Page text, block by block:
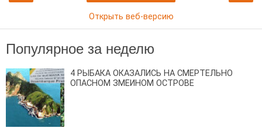
Открыть веб-версию
Популярное за неделю
4 РЫБАКА ОКАЗАЛИСЬ НА СМЕРТЕЛЬНО
ОПАСНОМ ЗМЕИНОМ ОСТРОВЕ